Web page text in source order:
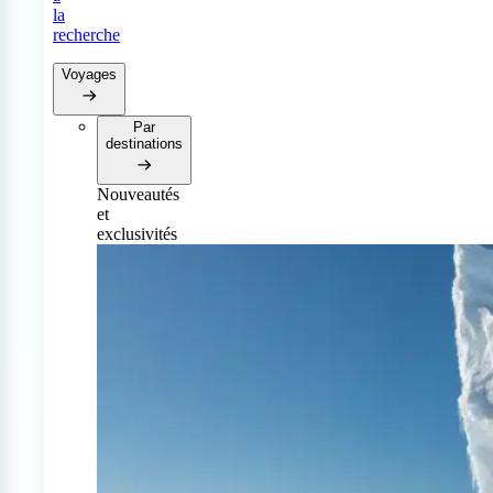
la
recherche
Voyages
Par
destinations
Nouveautés
et
exclusivités